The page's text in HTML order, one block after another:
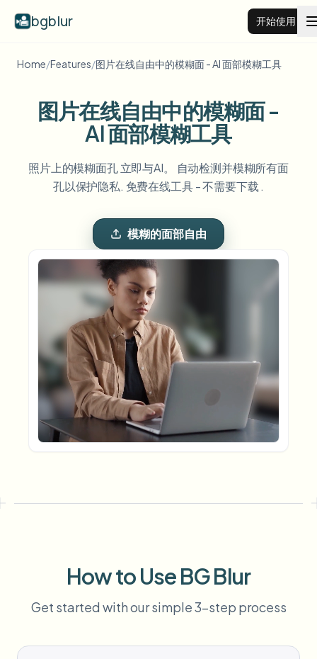
bgblur 开始使用
价格
示例
模糊人脸
模糊背景
模糊任何内容
屏幕录制模糊
View all features
Browse every blur tool in one place
模糊车牌
模糊人脸
模糊背景
模糊任何内容
在线模糊照片中的人脸
语音匿名处理器
学校与教育
校园摄像头、讲座和地区批量隐私
媒体与娱乐
试映、发布和合规
零售与电商
门店和仓库镜头
医疗
FOIA、安全披露和编辑
大批量、保留期和SLA
批量车牌模糊
车队、行车记录仪和停车场大规模处理
批量人脸模糊
常见问题
博客
Whitepapers
工具
产品
Choose language
Home/Features/图片在线自由中的模糊面 - AI 面部模糊工具
图片在线自由中的模糊面 -
AI 面部模糊工具
照片上的模糊面孔 立即与AI。 自动检测并模糊所有面
孔以保护隐私. 免费在线工具 - 不需要下载 .
模糊的面部自由
How to Use BG Blur
Get started with our simple 3-step process